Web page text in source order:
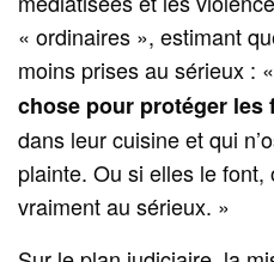
« ordinaires », estimant
moins prises au sérieux :
chose pour protéger les
dans leur cuisine et qui
plainte. Ou si elles le
vraiment au sérieux. »